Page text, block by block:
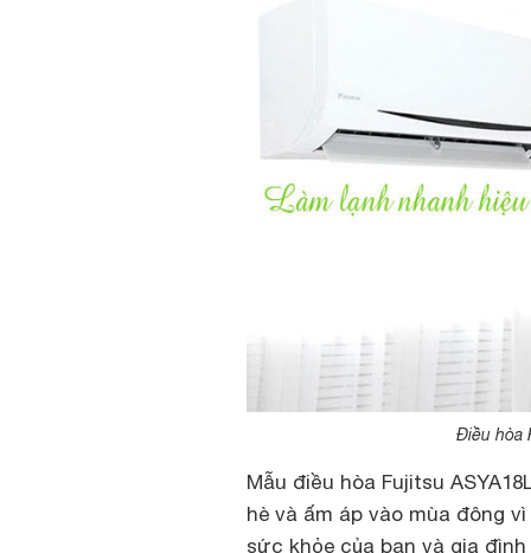
Điều hòa
Mẫu điều hòa Fujitsu
hè và ấm áp vào mùa đông
sức khỏe của bạn và gia